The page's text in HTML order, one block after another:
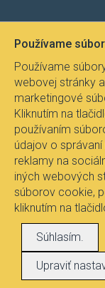
Všetky práva
Používame
Používame
webovej stránky
marketingové
Kliknutím na
používaním
údajov o
reklamy na
iných webových
súborov cookie,
kliknutím na
Súhlasím.
Upraviť